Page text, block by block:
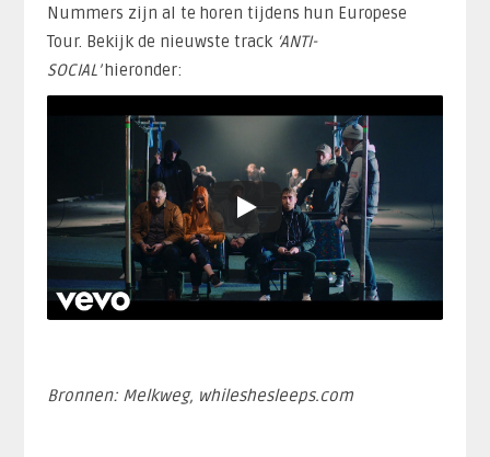
Nummers zijn al te horen tijdens hun Europese
Tour. Bekijk de nieuwste track ‘ANTI-
SOCIAL’ hieronder:
Bronnen: Melkweg, whileshesleeps.com